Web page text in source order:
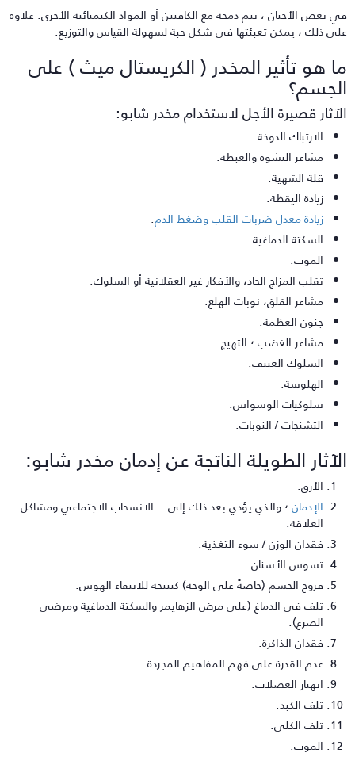
بعض الأحيان ، يتم دمجه مع الكافيين أو المواد الكيميائية الأخرى. علاوة
ذلك ، يمكن تعبئتها في شكل حبة لسهولة القياس والتوزيع.
هو تأثير المخدر ( الكريستال ميث ) على
قصيرة الأجل لاستخدام مخدر شابو:
الارتباك الدوخة.
مشاعر النشوة والغبطة.
قلة الشهية.
زيادة اليقظة.
زيادة معدل ضربات القلب وضغط الدم.
السكتة الدماغية.
الموت.
تقلب المزاج الحاد، والأفكار غير العقلانية أو السلوك.
مشاعر القلق، نوبات الهلع.
جنون العظمة.
مشاعر الغضب ؛ التهيج.
السلوك العنيف.
الهلوسة.
سلوكيات الوسواس.
التشنجات / النوبات.
الطويلة الناتجة عن إدمان مخدر شابو:
الأرق.
الإدمان؛ والذي يؤدي بعد ذلك إلى …الانسحاب الاجتماعي ومشاكل
العلاقة.
فقدان الوزن / سوء التغذية.
تسوس الأسنان.
قروح الجسم (خاصةً على الوجه) كنتيجة للانتقاء الهوس.
تلف في الدماغ (على مرض الزهايمر والسكتة الدماغية ومرضى
الصرع).
فقدان الذاكرة.
عدم القدرة على فهم المفاهيم المجردة.
انهيار العضلات.
تلف الكبد.
تلف الكلى.
الموت.